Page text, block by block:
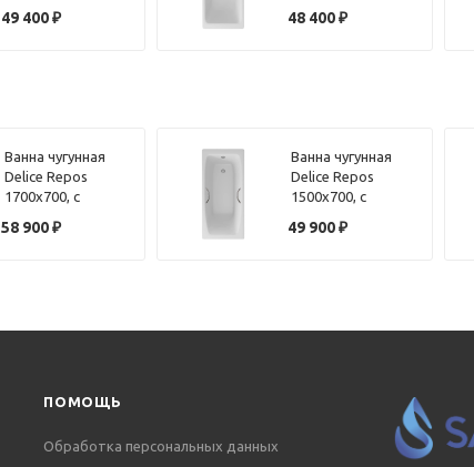
49 400₽ 48 400₽
Ванна чугунная
Delice Repos
1700х700, с
58 900₽
Ванна чугунная
Delice Repos
1500х700, с
49 900₽
ПОМОЩЬ
Обработка персональных данных